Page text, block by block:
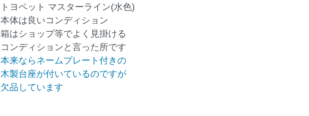
トヨペット マスターライン(水色)
本体は良いコンディション
箱はショップ等でよく見掛ける
コンディションと言った所です
本来ならネームプレート付きの
木製台座が付いているのですが
欠品しています